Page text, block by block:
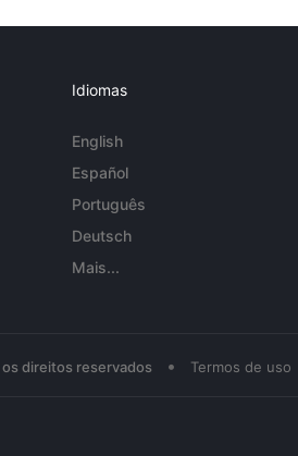
Idiomas
English
Español
Português
Deutsch
Mais...
direitos reservados • Termos de uso